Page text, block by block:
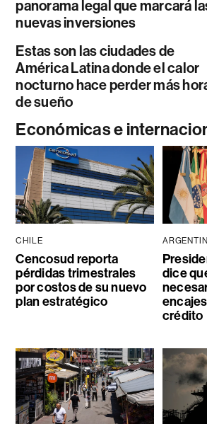
panorama legal que marcará
nuevas inversiones
Estas son las ciudades de
América Latina donde el calor
nocturno hace perder más
de sueño
Económicas e
CHILE
Cencosud reporta
pérdidas trimestrales
por costos de su nuevo
plan estratégico
dice
crédito